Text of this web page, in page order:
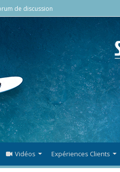
de discussion
Vidéos Expériences Clients